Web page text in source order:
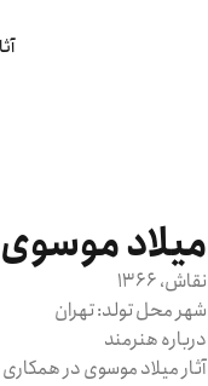
میلاد موسوی
نقاش، 1366
شهر محل تولد:تهران
درباره هنرمند
آثار میلاد موسوی در